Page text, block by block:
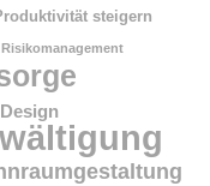
steigern
Risikomanagement